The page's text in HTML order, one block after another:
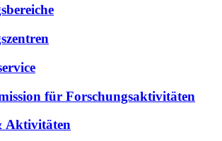
für Forschungsaktivitäten
Aktivitäten